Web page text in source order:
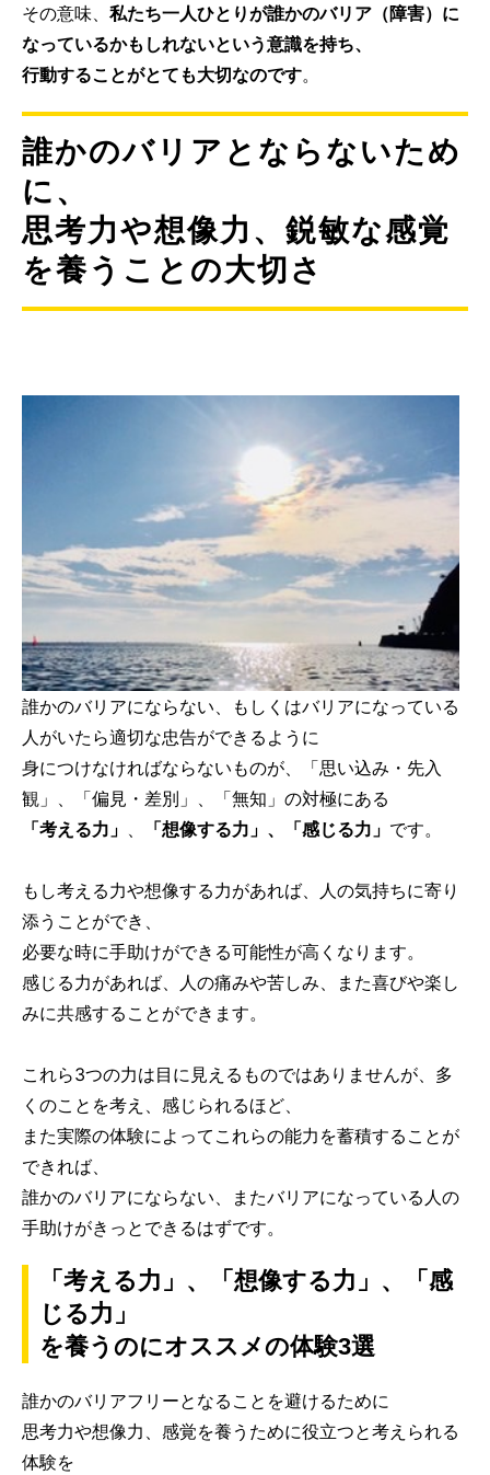
その意味、 私たち一人ひとりが誰かのバリア（障害）に
なっているかもしれないという意識を持ち、
行動することがとても大切なのです。
誰かのバリアとならないため
に、
思考力や想像力、鋭敏な感覚
を養うことの大切さ
誰かのバリアにならない、もしくはバリアになっている
人がいたら適切な忠告ができるように
身につけなければならないものが、「思い込み・先入
観」、「偏見・差別」、「無知」の対極にある
「考える力」
「想像する力」、「感じる力」 です。
もし考える力や想像する力があれば、人の気持ちに寄り
添うことができ、
必要な時に手助けができる可能性が高くなります。
感じる力があれば、人の痛みや苦しみ、また喜びや楽し
みに共感することができます。
これら3つの力は目に見えるものではありませんが、多
くのことを考え、感じられるほど、
また実際の体験によってこれらの能力を蓄積することが
できれば、
誰かのバリアにならない、またバリアになっている人の
手助けがきっとできるはずです。
「考える力」、「想像する力」、「感
じる力」
を養うのにオススメの体験3選
誰かのバリアフリーとなることを避けるために
思考力や想像力、感覚を養うために役立つと考えられる
体験を